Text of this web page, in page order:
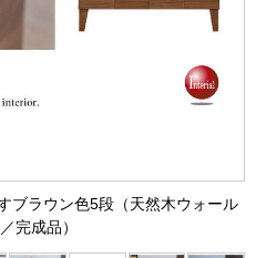
ブラウン色5段（天然木ウォール
完成品）